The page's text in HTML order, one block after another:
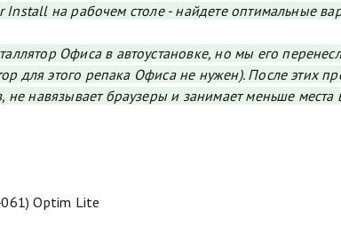
Install на рабочем столе - найдете оптимальные
Офиса в автоустановке, но мы его
для этого репака Офиса не нужен). После этих
не навязывает браузеры и занимает меньше
Optim Lite